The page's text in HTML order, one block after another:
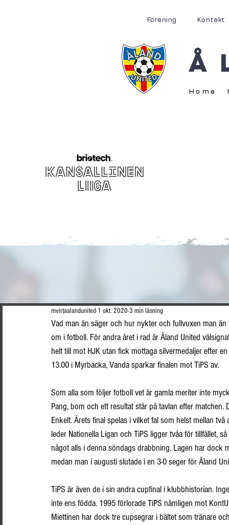
Förening Kontakt
Home
mvirtaalandunited 1 okt. 2020 3 min läsning
Vad man än säger och hur nykter och fullvuxen man
om i fotboll. För andra året i rad är Åland United
helt till mot HJK utan fick mottaga silvermedaljer efter
13.00 i Myrbacka, Vanda sparkar finalen mot TiPS av.
Som alla som följer fotboll vet är gamla meriter inte
Pang, bom och ett resultat står på tavlan efter
Enkelt. Årets final spelas i vilket fal som helst mellan
leder Nationella Ligan och TiPS ligger tvåa för tillfället,
något alls i denna söndags drabbning. Lagen har dock
medan man i augusti slutade i en 3-0 seger för Åland
TiPS är även de i sin andra cupfinal i klubbhistorian.
inte ens födda. 1995 förlorade TiPS nämligen mot
Miettinen har dock tre cupsegrar i bältet som tränare